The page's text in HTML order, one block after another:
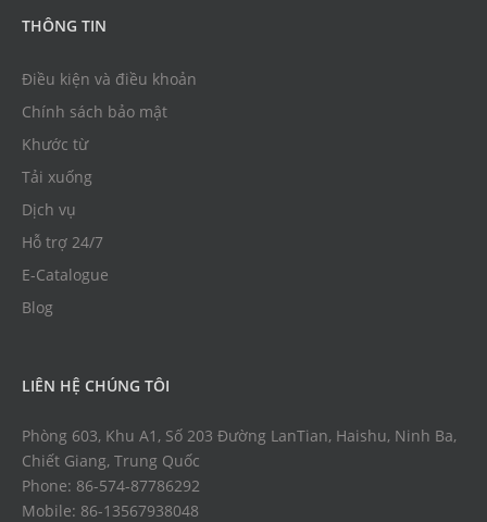
THÔNG TIN
Điều kiện và điều khoản
Chính sách bảo mật
Khước từ
Tải xuống
Dịch vụ
Hỗ trợ 24/7
E-Catalogue
Blog
LIÊN HỆ CHÚNG TÔI
Phòng 603, Khu A1, Số 203 Đường LanTian, Haishu, Ninh Ba,
Chiết Giang, Trung Quốc
Phone: 86-574-87786292
Mobile: 86-13567938048